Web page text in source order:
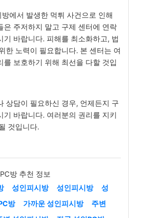
에서 발생한 먹튀 사건으로 인해
은 주저하지 말고 구제 센터에 연락
기 바랍니다. 피해를 최소화하고, 법
한 노력이 필요합니다. 본 센터는 여
를 보호하기 위해 최선을 다할 것입
상담이 필요하신 경우, 언제든지 구
기 바랍니다. 여러분의 권리를 지키
것입니다.
방 추천 정보
성인피시방 성인피시방
성
방 가까운 성인피시방
주변